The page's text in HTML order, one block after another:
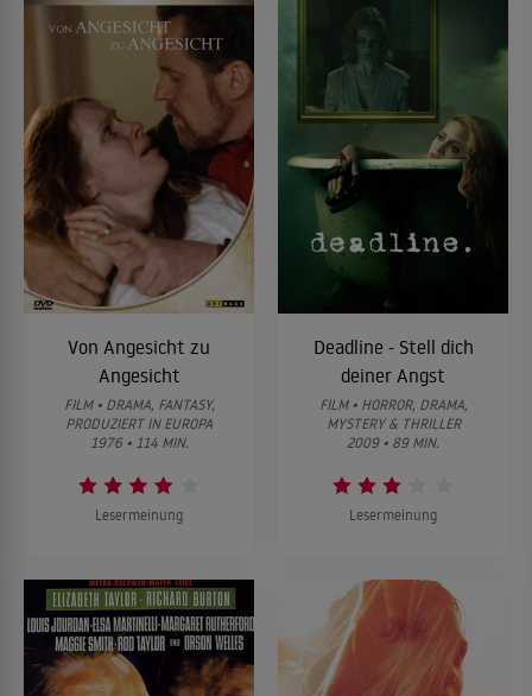
Von Angesicht zu
Angesicht
FILM • DRAMA, FANTASY,
PRODUZIERT IN EUROPA
1976 • 114 MIN.
Lesermeinung
Deadline - Stell dich
deiner Angst
FILM • HORROR, DRAMA,
MYSTERY & THRILLER
2009 • 89 MIN.
Lesermeinung